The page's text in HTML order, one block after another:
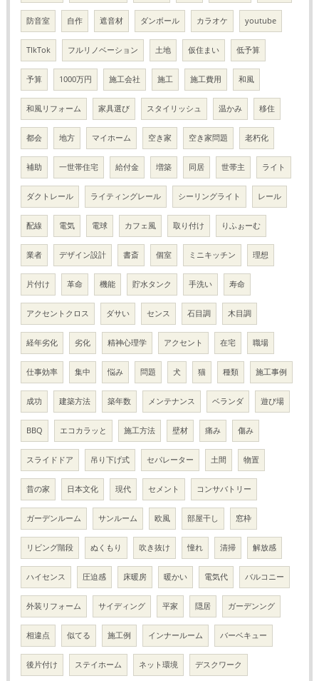
防音室 自作 遮音材 ダンボール カラオケ youtube
TIkTok フルリノベーション 土地 仮住まい 低予算
予算 1000万円 施工会社 施工 施工費用 和風
和風リフォーム 家具選び スタイリッシュ 温かみ 移住
都会 地方 マイホーム 空き家 空き家問題 老朽化
補助 一世帯住宅 給付金 増築 同居 世帯主 ライト
ダクトレール ライティングレール シーリングライト レール
配線 電気 電球 カフェ風 取り付け りふぉーむ
業者 デザイン設計 書斎 個室 ミニキッチン 理想
片付け 革命 機能 貯水タンク 手洗い 寿命
アクセントクロス ダサい センス 石目調 木目調
経年劣化 劣化 精神心理学 アクセント 在宅 職場
仕事効率 集中 悩み 問題 犬 猫 種類 施工事例
成功 建築方法 築年数 メンテナンス ベランダ 遊び場
BBQ エコカラッと 施工方法 壁材 痛み 傷み
スライドドア 吊り下げ式 セパレーター 土間 物置
昔の家 日本文化 現代 セメント コンサバトリー
ガーデンルーム サンルーム 欧風 部屋干し 窓枠
リビング階段 ぬくもり 吹き抜け 憧れ 清掃 解放感
ハイセンス 圧迫感 床暖房 暖かい 電気代 バルコニー
外装リフォーム サイディング 平家 隠居 ガーデンング
相違点 似てる 施工例 インナールーム バーベキュー
後片付け ステイホーム ネット環境 デスクワーク